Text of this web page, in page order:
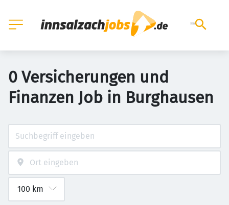
0 Versicherungen und
Finanzen Job in Burghausen